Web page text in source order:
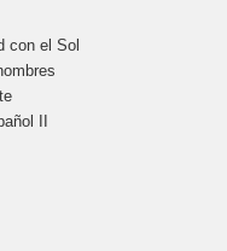
con el Sol
II